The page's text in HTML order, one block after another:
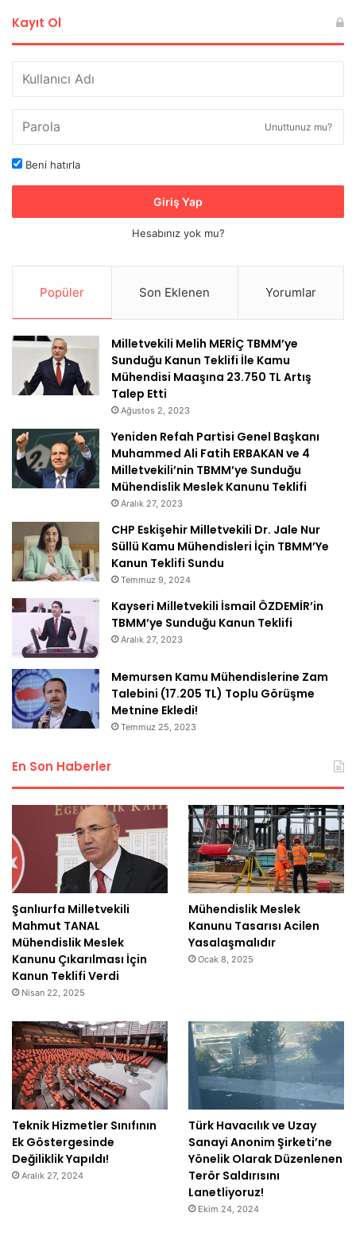
Kayıt Ol
Unuttunuz mu?
Beni hatırla
Giriş Yap
Hesabınız yok mu?
Popüler Son Eklenen Yorumlar
Milletvekili Melih MERİÇ TBMM’ye
Sunduğu Kanun Teklifi İle Kamu
Mühendisi Maaşına 23.750 TL Artış
Talep Etti
Ağustos 2, 2023
Yeniden Refah Partisi Genel Başkanı
Muhammed Ali Fatih ERBAKAN ve 4
Milletvekili’nin TBMM’ye Sunduğu
Mühendislik Meslek Kanunu Teklifi
Aralık 27, 2023
CHP Eskişehir Milletvekili Dr. Jale Nur
Süllü Kamu Mühendisleri İçin TBMM’Ye
Kanun Teklifi Sundu
Temmuz 9, 2024
Kayseri Milletvekili İsmail ÖZDEMİR’in
TBMM’ye Sunduğu Kanun Teklifi
Aralık 27, 2023
Memursen Kamu Mühendislerine Zam
Talebini (17.205 TL) Toplu Görüşme
Metnine Ekledi!
Temmuz 25, 2023
En Son Haberler
Şanlıurfa Milletvekili
Mahmut TANAL
Mühendislik Meslek
Kanunu Çıkarılması İçin
Kanun Teklifi Verdi
Nisan 22, 2025
Mühendislik Meslek
Kanunu Tasarısı Acilen
Yasalaşmalıdır
Ocak 8, 2025
Teknik Hizmetler Sınıfının
Ek Göstergesinde
Değiliklik Yapıldı!
Aralık 27, 2024
Türk Havacılık ve Uzay
Sanayi Anonim Şirketi’ne
Yönelik Olarak Düzenlenen
Terör Saldırısını
Lanetliyoruz!
Ekim 24, 2024